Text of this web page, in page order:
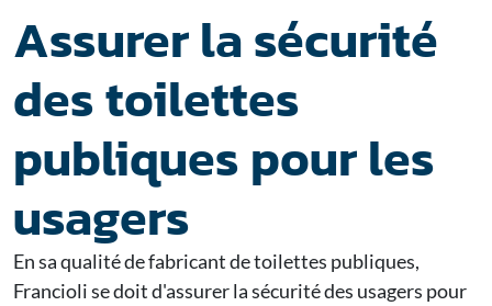
Assurer la sécurité
des toilettes
publiques pour les
usagers
En sa qualité de fabricant de toilettes publiques,
Francioli se doit d'assurer la sécurité des usagers pour